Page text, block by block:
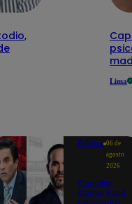
Lima
Política 06 de
agosto
2026
Canciller
Carlos Espá